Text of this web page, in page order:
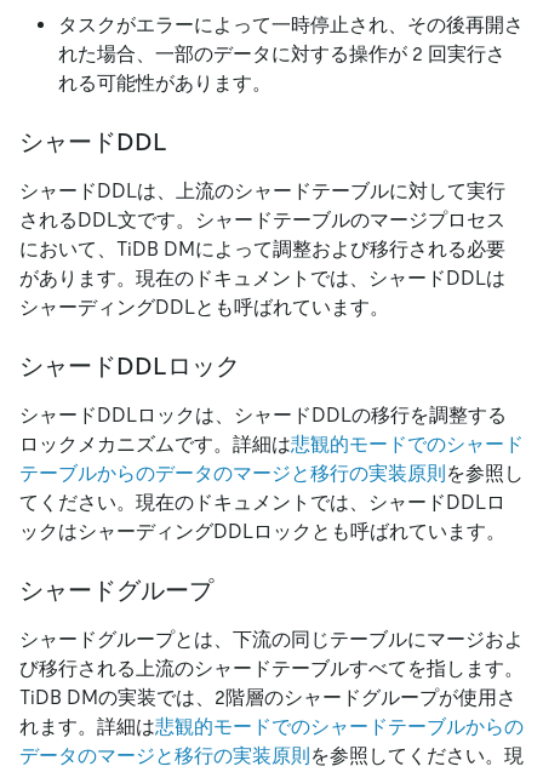
タスクがエラーによって一時停止され、その後再開さ
れた場合、一部のデータに対する操作が 2 回実行さ
れる可能性があります。
シャードDDL
シャードDDLは、上流のシャードテーブルに対して実行
されるDDL文です。シャードテーブルのマージプロセス
において、TiDB DMによって調整および移行される必要
があります。現在のドキュメントでは、シャードDDLは
シャーディングDDLとも呼ばれています。
シャードDDLロック
シャードDDLロックは、シャードDDLの移行を調整する
ロックメカニズムです。詳細は悲観的モードでのシャード
テーブルからのデータのマージと移行の実装原則を参照し
てください。現在のドキュメントでは、シャードDDLロ
ックはシャーディングDDLロックとも呼ばれています。
シャードグループ
シャードグループとは、下流の同じテーブルにマージおよ
び移行される上流のシャードテーブルすべてを指します。
TiDB DMの実装では、2階層のシャードグループが使用さ
れます。詳細は悲観的モードでのシャードテーブルからの
データのマージと移行の実装原則を参照してください。現